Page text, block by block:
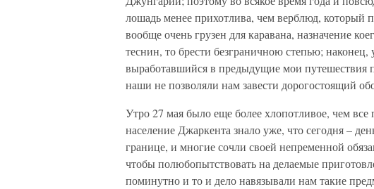
лошадь менее прихотлива, чем верблюд, который
вообще очень грузен для каравана, назначение
теснин, то брести безграничною степью;
выработавшийся в предыдущие мои путешествия
наши не позволяли нам завести дорогостоящий
Утро 27 мая было еще более хлопотливое, чем
население Джаркента знало уже, что сегодня –
границе, и многие сочли своей непременной
чтобы полюбопытствовать на делаемые
поминутно и то и дело навязывали нам такие